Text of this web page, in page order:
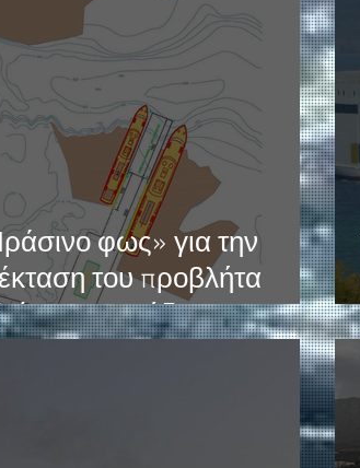
φως» για την
του προβλήτα
στη Σούδα – Έργο 25
ευρώ αλλάζει το λιμάνι